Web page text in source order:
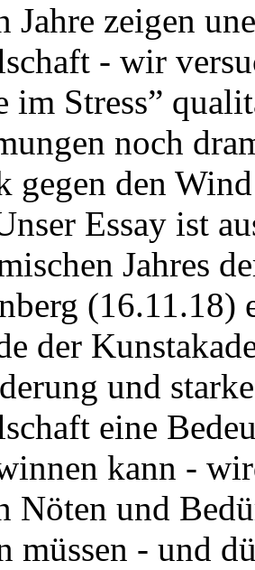
Jahre zeigen
- wir
im Stress”
noch
gegen den
Essay ist
Jahres
(16.11.18)
der
und
eine
kann -
Nöten und
müssen - und